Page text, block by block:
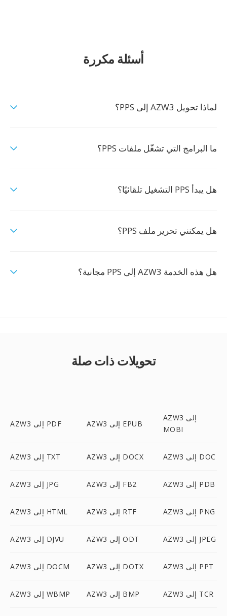
أسئلة مكررة
لماذا تحويل AZW3 إلى PPS؟
ما البرامج التي تشغّل ملفات PPS؟
هل يبدأ PPS التشغيل تلقائيًا؟
هل يمكنني تحرير ملف PPS؟
هل هذه الخدمة AZW3 إلى PPS مجانية؟
تحويلات ذات صلة
AZW3 إلى PDF AZW3 إلى EPUB
AZW3 إلى
MOBI
AZW3 إلى TXT AZW3 إلى DOCX AZW3 إلى DOC
AZW3 إلى JPG AZW3 إلى FB2 AZW3 إلى PDB
AZW3 إلى HTML AZW3 إلى RTF AZW3 إلى PNG
AZW3 إلى DJVU AZW3 إلى ODT AZW3 إلى JPEG
AZW3 إلى DOCM AZW3 إلى DOTX AZW3 إلى PPT
AZW3 إلى WBMP AZW3 إلى BMP AZW3 إلى TCR